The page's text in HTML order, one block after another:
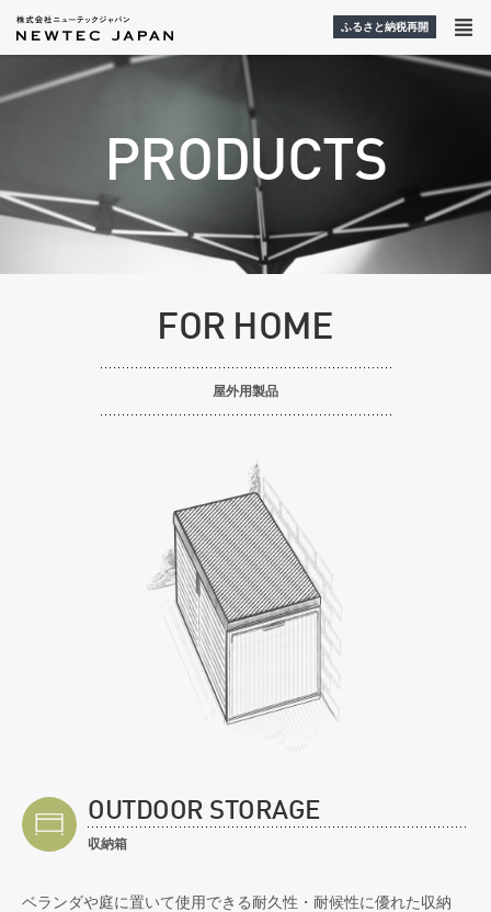
ふるさと納税再開
PRODUCTS
FOR HOME
屋外用製品
OUTDOOR STORAGE
収納箱
ベランダや庭に置いて使用できる耐久性・耐候性に優れた収納